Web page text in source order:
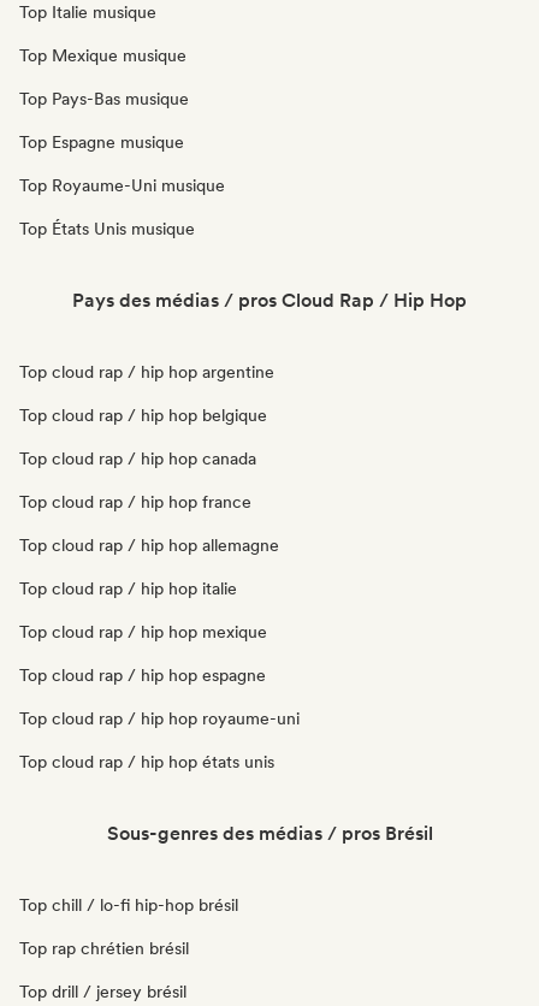
Top Italie musique
Top Mexique musique
Top Pays-Bas musique
Top Espagne musique
Top Royaume-Uni musique
Top États Unis musique
Pays des médias / pros Cloud Rap / Hip Hop
Top cloud rap / hip hop argentine
Top cloud rap / hip hop belgique
Top cloud rap / hip hop canada
Top cloud rap / hip hop france
Top cloud rap / hip hop allemagne
Top cloud rap / hip hop italie
Top cloud rap / hip hop mexique
Top cloud rap / hip hop espagne
Top cloud rap / hip hop royaume-uni
Top cloud rap / hip hop états unis
Sous-genres des médias / pros Brésil
Top chill / lo-fi hip-hop brésil
Top rap chrétien brésil
Top drill / jersey brésil